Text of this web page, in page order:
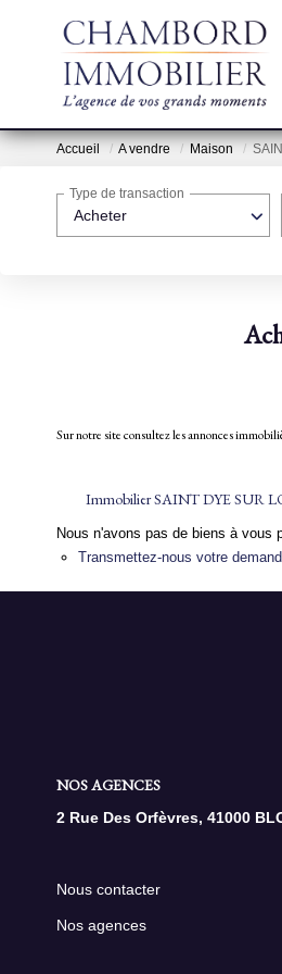
Accueil A vendre Maison
Acheter
Type de transaction
Sur notre site consultez les annonces
Immobilier SAINT DYE SUR
Nous n'avons pas de biens à vous
Transmettez-nous votre
NOS AGENCES
2 Rue Des Orfèvres, 41000
Nous contacter
Nos agences